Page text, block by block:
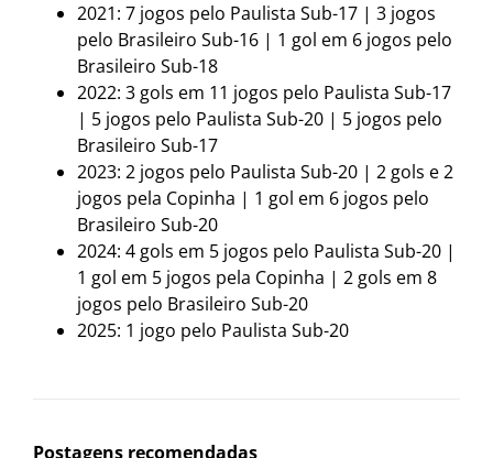
2021: 7 jogos pelo Paulista Sub-17 | 3 jogos
pelo Brasileiro Sub-16 | 1 gol em 6 jogos pelo
Brasileiro Sub-18
2022: 3 gols em 11 jogos pelo Paulista Sub-17
| 5 jogos pelo Paulista Sub-20 | 5 jogos pelo
Brasileiro Sub-17
2023: 2 jogos pelo Paulista Sub-20 | 2 gols e 2
jogos pela Copinha | 1 gol em 6 jogos pelo
Brasileiro Sub-20
2024: 4 gols em 5 jogos pelo Paulista Sub-20 |
1 gol em 5 jogos pela Copinha | 2 gols em 8
jogos pelo Brasileiro Sub-20
2025: 1 jogo pelo Paulista Sub-20
Postagens recomendadas